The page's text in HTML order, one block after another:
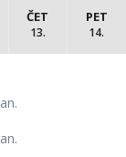
ČET
13.
PET
14.